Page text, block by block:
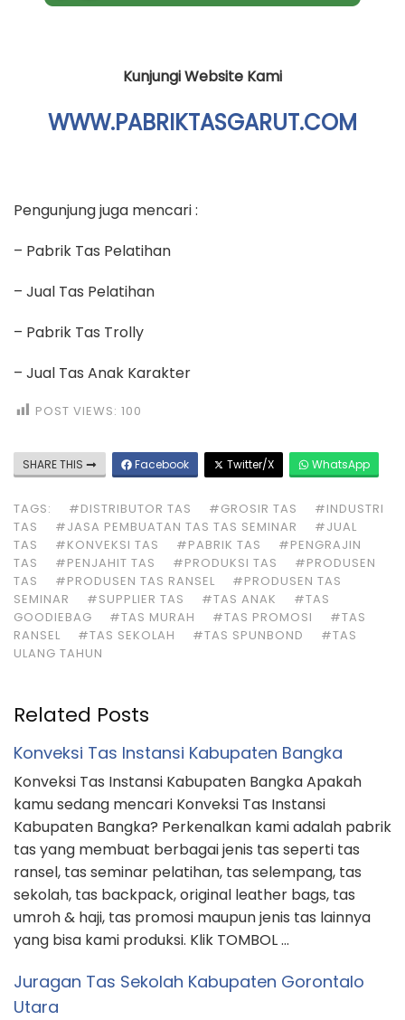
Kunjungi Website Kami
WWW.PABRIKTASGARUT.COM
Pengunjung juga mencari :
– Pabrik Tas Pelatihan
– Jual Tas Pelatihan
– Pabrik Tas Trolly
– Jual Tas Anak Karakter
POST VIEWS: 100
SHARE THIS Facebook Twitter/X WhatsApp
TAGS: #DISTRIBUTOR TAS #GROSIR TAS
#INDUSTRI
TAS
#JASA PEMBUATAN TAS TAS SEMINAR
#JUAL
TAS
#KONVEKSI TAS #PABRIK TAS
#PENGRAJIN
TAS
#PENJAHIT TAS #PRODUKSI TAS
#PRODUSEN
TAS
#PRODUSEN TAS RANSEL
#PRODUSEN TAS
SEMINAR
#SUPPLIER TAS #TAS ANAK
#TAS
GOODIEBAG
#TAS MURAH #TAS PROMOSI
#TAS
RANSEL
#TAS SEKOLAH #TAS SPUNBOND
#TAS
ULANG TAHUN
Related Posts
Konveksi Tas Instansi Kabupaten Bangka
Konveksi Tas Instansi Kabupaten Bangka Apakah
kamu sedang mencari Konveksi Tas Instansi
Kabupaten Bangka? Perkenalkan kami adalah pabrik
tas yang membuat berbagai jenis tas seperti tas
ransel, tas seminar pelatihan, tas selempang, tas
sekolah, tas backpack, original leather bags, tas
umroh & haji, tas promosi maupun jenis tas lainnya
yang bisa kami produksi. Klik TOMBOL …
Juragan Tas Sekolah Kabupaten Gorontalo
Utara